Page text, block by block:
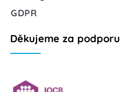
GDPR
Děkujeme za podporu